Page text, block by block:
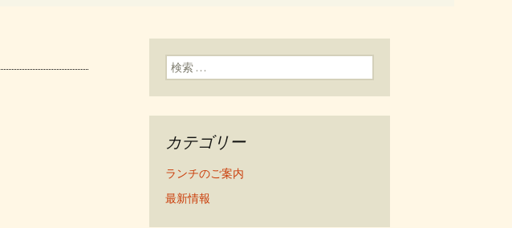
検索:
カテゴリー
ランチのご案内
最新情報